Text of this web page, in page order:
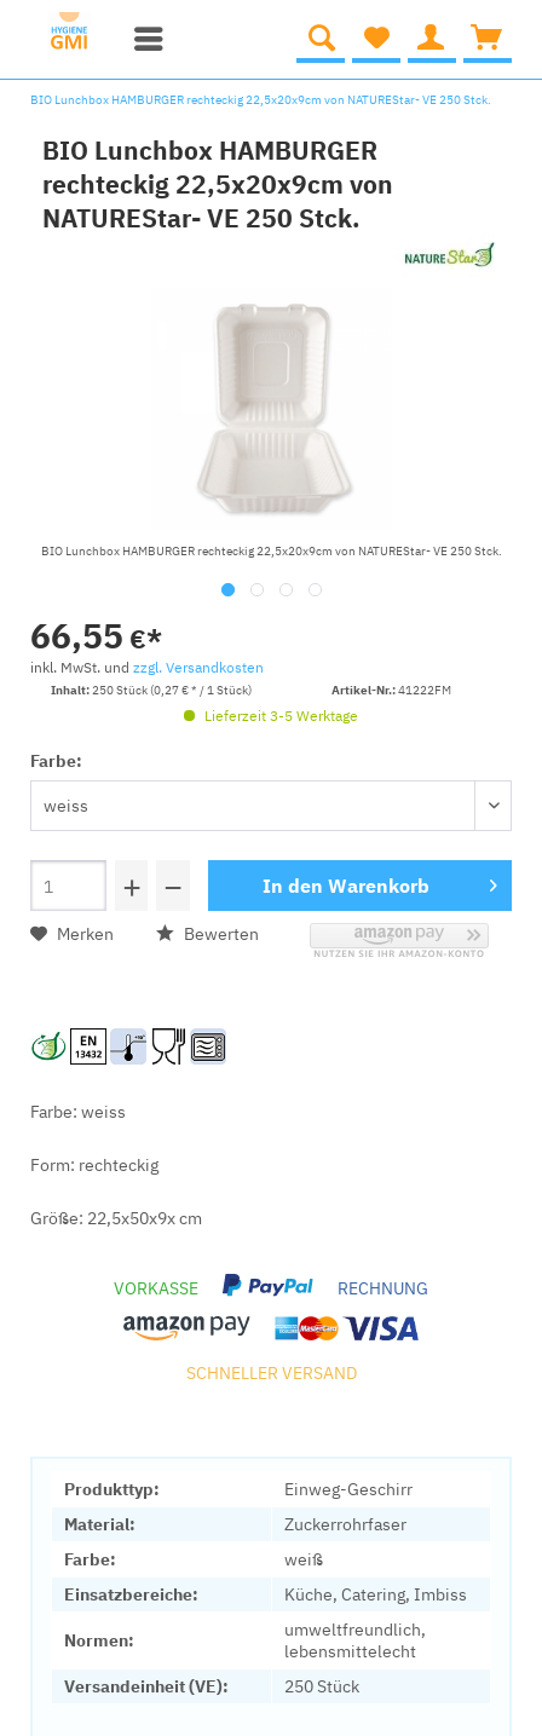
BIO Lunchbox HAMBURGER rechteckig 22,5x20x9cm von NATUREStar- VE 250 Stck.
BIO Lunchbox HAMBURGER
rechteckig 22,5x20x9cm von
NATUREStar- VE 250 Stck.
BIO Lunchbox HAMBURGER rechteckig 22,5x20x9cm von NATUREStar- VE 250 Stck.
66,55 €*
inkl. MwSt. und zzgl. Versandkosten
Inhalt:250 Stück (0,27 € * / 1 Stück) Artikel-Nr.:41222FM
Lieferzeit 3-5 Werktage
Farbe:
+ − In den Warenkorb
Merken Bewerten
Farbe: weiss
Form: rechteckig
Größe: 22,5x50x9x cm
VORKASSE RECHNUNG
SCHNELLER VERSAND
Produkttyp:
Einweg-Geschirr
Material:
Zuckerrohrfaser
Farbe:
weiß
Einsatzbereiche:
Küche, Catering, Imbiss
Normen:
umweltfreundlich,
lebensmittelecht
Versandeinheit (VE):
250 Stück